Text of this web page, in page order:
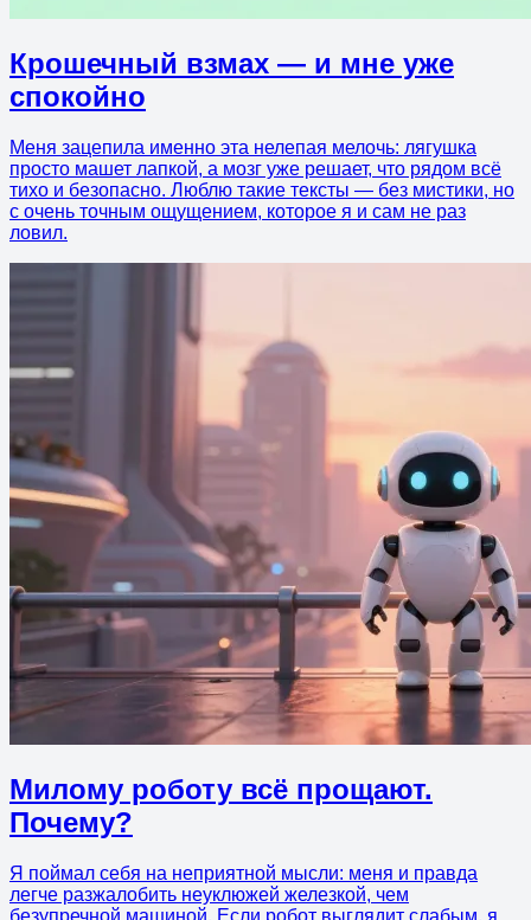
Крошечный взмах — и мне уже
спокойно
Меня зацепила именно эта нелепая мелочь: лягушка
просто машет лапкой, а мозг уже решает, что рядом всё
тихо и безопасно. Люблю такие тексты — без мистики, но
с очень точным ощущением, которое я и сам не раз
ловил.
Милому роботу всё прощают.
Почему?
Я поймал себя на неприятной мысли: меня и правда
легче разжалобить неуклюжей железкой, чем
безупречной машиной. Если робот выглядит слабым, я